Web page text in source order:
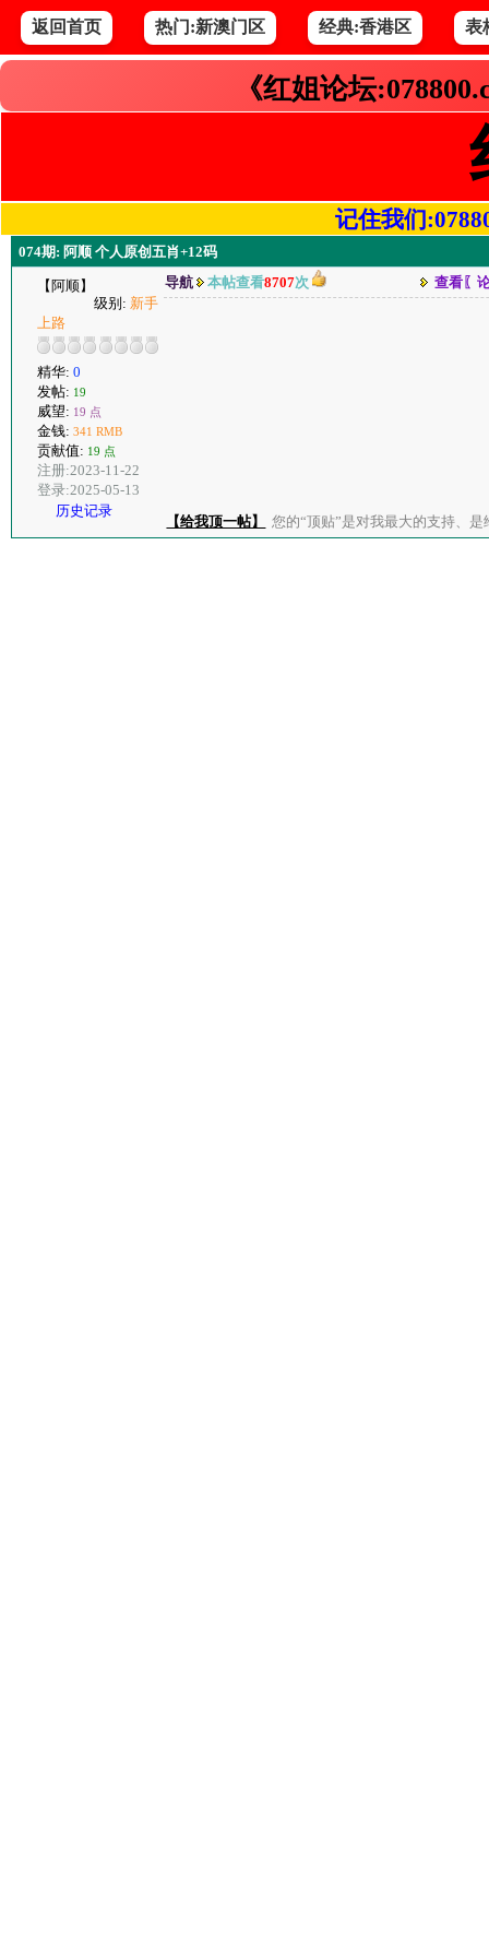
返回首页 热门:新澳门区 经典:香港区 表
《红姐论坛
记住我们
074期: 阿顺 个人原创五肖+12码
【阿顺】
级别: 新手
上路
精华: 0
发帖: 19
威望: 19 点
金钱: 341 RMB
贡献值: 19 点
注册:2023-11-22
登录:2025-05-13
历史记录
导航 本帖查看8707次 查看〖
【给我顶一帖】 您的“顶贴”是对我最大的支持、